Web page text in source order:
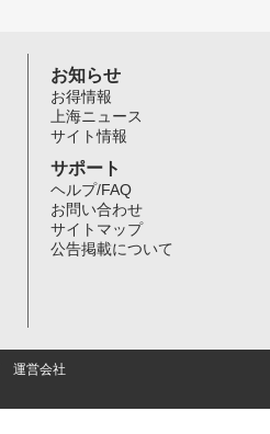
お知らせ
お得情報
上海ニュース
サイト情報
サポート
ヘルプ/FAQ
お問い合わせ
サイトマップ
公告掲載について
運営会社